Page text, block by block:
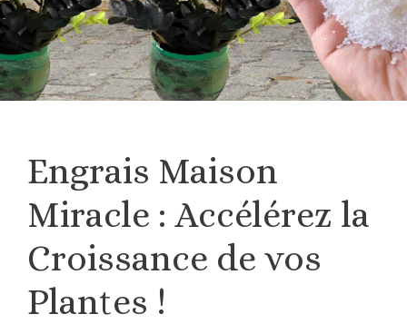
Engrais Maison
Miracle : Accélérez la
Croissance de vos
Plantes !